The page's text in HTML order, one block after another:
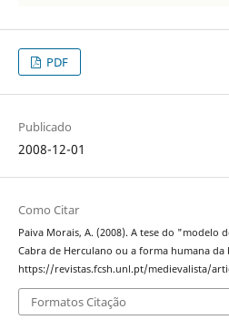
PDF
Publicado
2008-12-01
Como Citar
Paiva Morais, A. (2008). A tese do "modelo
Cabra de Herculano ou a forma humana da
https://revistas.fcsh.unl.pt/medievalista/
Formatos Citação